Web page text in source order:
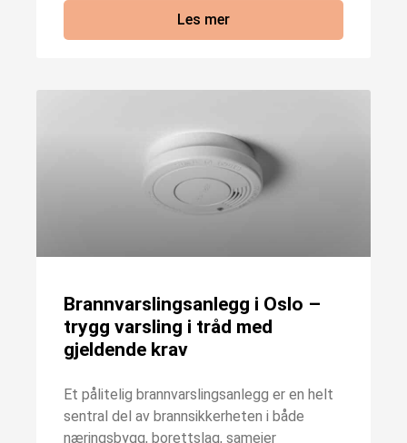
Les mer
Brannvarslingsanlegg i Oslo –
trygg varsling i tråd med
gjeldende krav
Et pålitelig brannvarslingsanlegg er en helt
sentral del av brannsikkerheten i både
næringsbygg, borettslag, sameier